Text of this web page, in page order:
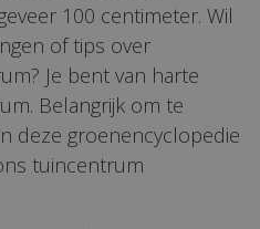
100 centimeter. Wil
of tips over
Je bent van harte
Belangrijk om te
deze groenencyclopedie
tuincentrum